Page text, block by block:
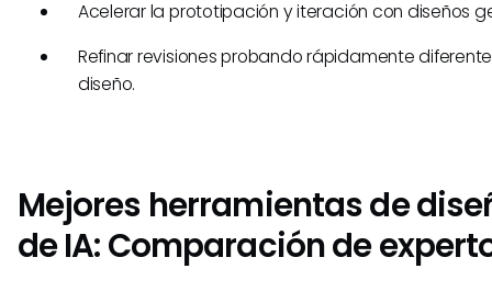
Acelerar la prototipación y iteración con diseños
Refinar revisiones probando rápidamente
diseño.
Mejores herramientas de
de IA: Comparación de